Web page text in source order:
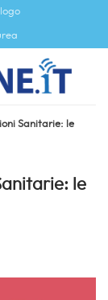
Sanitarie: le
le